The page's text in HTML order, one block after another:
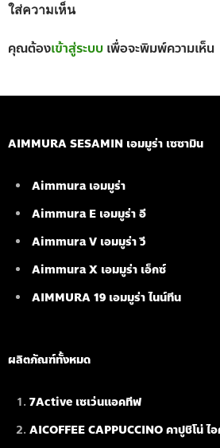
ใส่ความเห็น
คุณต้องเข้าสู่ระบบ เพื่อจะพิมพ์ความเห็น
AIMMURA SESAMIN เอมมูร่า เซซามิน
Aimmura เอมมูร่า
Aimmura E เอมมูร่า อี
Aimmura V เอมมูร่า วี
Aimmura X เอมมูร่า เอ็กซ์
AIMMURA 19 เอมมูร่า ไนน์ทีน
ผลิตภัณฑ์ทั้งหมด
7Active เซเว่นแอคทีฟ
AICOFFEE CAPPUCCINO คาปูชิโน่